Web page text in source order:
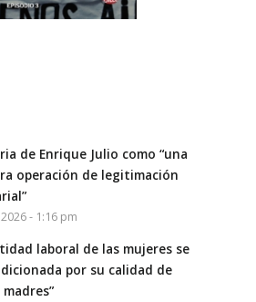
de Enrique Julio como “una
operación de legitimación
- 1:16 pm
laboral de las mujeres se
por su calidad de